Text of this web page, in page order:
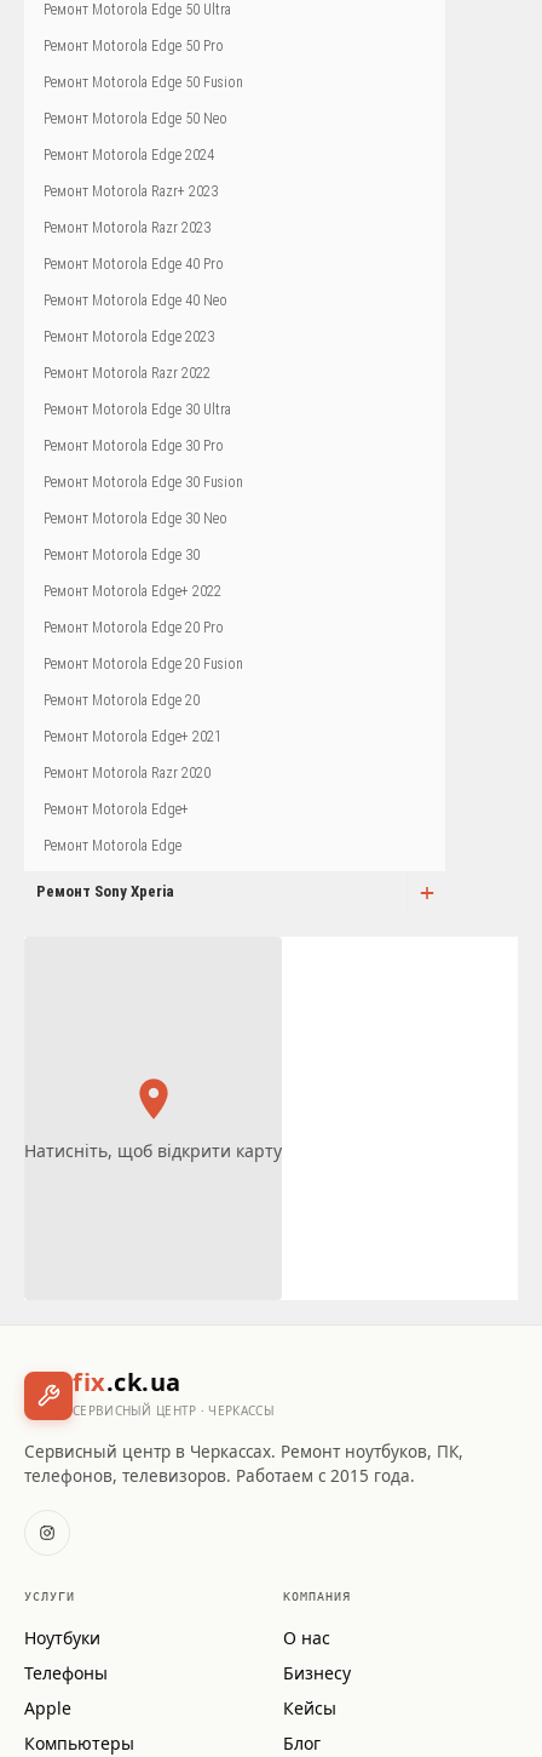
Ремонт Motorola Edge 50 Ultra
Ремонт Motorola Edge 50 Pro
Ремонт Motorola Edge 50 Fusion
Ремонт Motorola Edge 50 Neo
Ремонт Motorola Edge 2024
Ремонт Motorola Razr+ 2023
Ремонт Motorola Razr 2023
Ремонт Motorola Edge 40 Pro
Ремонт Motorola Edge 40 Neo
Ремонт Motorola Edge 2023
Ремонт Motorola Razr 2022
Ремонт Motorola Edge 30 Ultra
Ремонт Motorola Edge 30 Pro
Ремонт Motorola Edge 30 Fusion
Ремонт Motorola Edge 30 Neo
Ремонт Motorola Edge 30
Ремонт Motorola Edge+ 2022
Ремонт Motorola Edge 20 Pro
Ремонт Motorola Edge 20 Fusion
Ремонт Motorola Edge 20
Ремонт Motorola Edge+ 2021
Ремонт Motorola Razr 2020
Ремонт Motorola Edge+
Ремонт Motorola Edge
Ремонт Sony Xperia +
Натисніть, щоб відкрити карту
fix.ck.ua
СЕРВИСНЫЙ ЦЕНТР · ЧЕРКАССЫ
Сервисный центр в Черкассах. Ремонт ноутбуков, ПК,
телефонов, телевизоров. Работаем с 2015 года.
УСЛУГИ
Ноутбуки
Телефоны
Apple
Компьютеры
КОМПАНИЯ
О нас
Бизнесу
Кейсы
Блог